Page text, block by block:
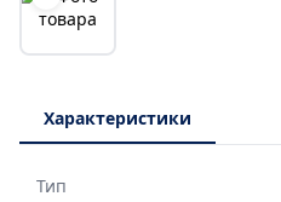
Характеристики
Тип